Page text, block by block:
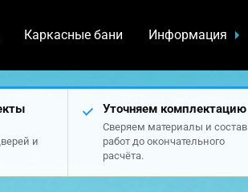
Каркасные бани Информация
и
Уточняем комплектацию
Сверяем материалы и состав
работ до окончательного
расчёта.